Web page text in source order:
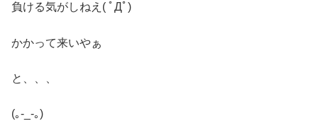
負ける気がしねえ( ﾟДﾟ)
かかって来いやぁ
と、、、
(｡-_-｡)